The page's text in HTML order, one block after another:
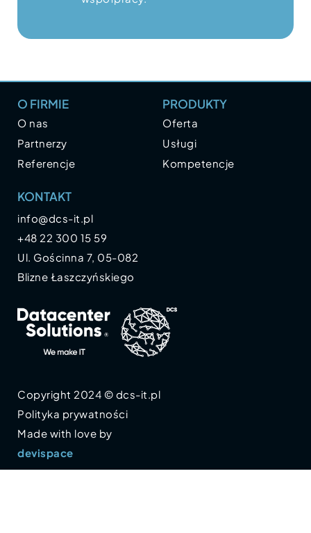
O FIRMIE
O nas
Partnerzy
Referencje
PRODUKTY
Oferta
Usługi
Kompetencje
KONTAKT
info@dcs-it.pl
+48 22 300 15 59
Ul. Gościnna 7, 05-082
Blizne Łaszczyńskiego
Copyright 2024 © dcs-it.pl
Polityka prywatności
Made with love by
devispace